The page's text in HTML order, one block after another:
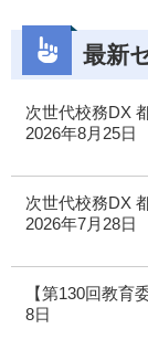
最新
次世代校務DX
2026年8月25日
次世代校務DX
2026年7月28日
【第130回教育
8日